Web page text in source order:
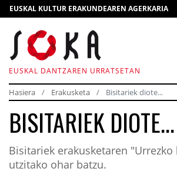
EUSKAL KULTUR ERAKUNDEAREN AGERKARIA
EUSKAL DANTZAREN URRATSETAN
Hasiera Erakusketa Bisitariek diote...
BISITARIEK DIOTE...
Bisitariek erakusketaren
utzitako ohar batzu.